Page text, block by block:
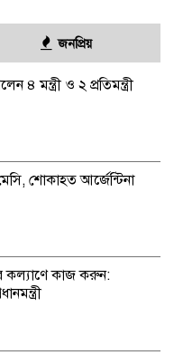
জনপ্রিয়
৪ মন্ত্রী ও ২ প্রতিমন্ত্রী
শোকাহত আর্জেন্টিনা
কল্যাণে কাজ করুন: